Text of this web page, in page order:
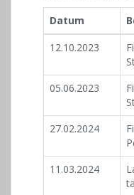
Datum
12.10.2023
05.06.2023
27.02.2024
11.03.2024